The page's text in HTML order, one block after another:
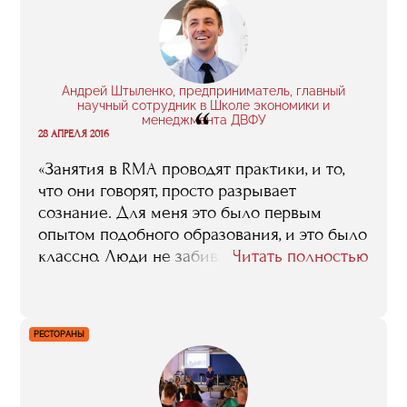
Андрей Штыленко, предприниматель, главный
научный сотрудник в Школе экономики и
менеджмента ДВФУ
“
28 АПРЕЛЯ 2016
«Занятия в RMA проводят практики, и то,
что они говорят, просто разрывает
сознание. Для меня это было первым
опытом подобного образования, и это было
классно. Люди не забивали сознание
менеджерами ключевых компаний
индустрии важна сама по себе. Это
общение не просто дало мне контакты, оно
Читать полностью
РЕСТОРАНЫ